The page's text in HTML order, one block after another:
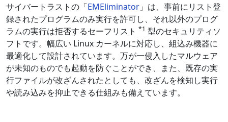
サイバートラストの「EMEliminator 」は、事前にリスト登
録されたプログラムのみ実行を許可し、それ以外のプログ
ラムの実行は拒否するセーフリスト *1 型のセキュリティソ
フトです。幅広い Linux カーネルに対応し、組込み機器に
最適化して設計されています。万が一侵入したマルウェア
が未知のものでも起動を防ぐことができ、また、既存の実
行ファイルが改ざんされたとしても、改ざんを検知し実行
や読み込みを抑止できる仕組みも備えています。